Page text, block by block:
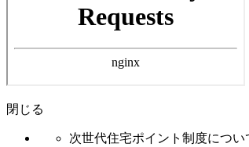
閉じる
次世代住宅ポイント制度につい